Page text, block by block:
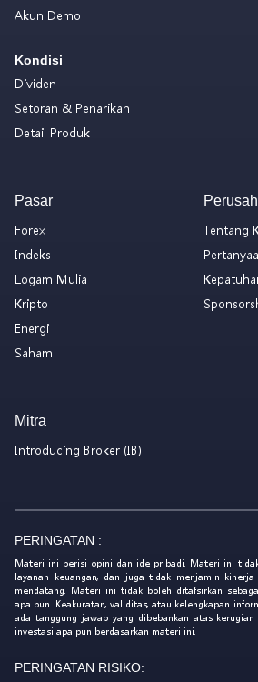
Akun Demo
Kondisi
Dividen
Setoran & Penarikan
Detail Produk
Pasar
Forex
Indeks
Logam Mulia
Kripto
Energi
Saham
Tentang
Mitra
Introducing Broker (IB)
PERINGATAN :
Materi ini berisi opini dan ide pribadi. Materi ini
layanan keuangan, dan juga tidak menjamin
mendatang. Materi ini tidak boleh ditafsirkan
apa pun. Keakuratan, validitas, atau kelengkapan
ada tanggung jawab yang dibebankan atas
investasi apa pun berdasarkan materi ini.
PERINGATAN RISIKO: